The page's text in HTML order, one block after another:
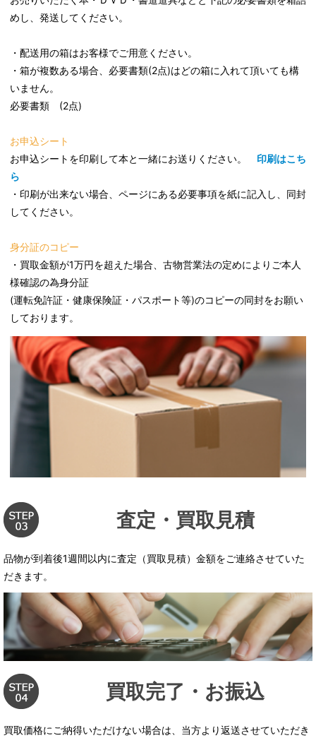
めし、発送してください。
・配送用の箱はお客様でご用意ください。
・箱が複数ある場合、必要書類(2点)はどの箱に入れて頂いても構
いません。
必要書類 (2点)
お申込シート
お申込シートを印刷して本と一緒にお送りください。 印刷はこち
ら
・印刷が出来ない場合、ページにある必要事項を紙に記入し、同封
してください。
身分証のコピー
・買取金額が1万円を超えた場合、古物営業法の定めによりご本人
様確認の為身分証
(運転免許証・健康保険証・パスポート等)のコピーの同封をお願い
しております。
査定・買取見積
品物が到着後1週間以内に査定（買取見積）金額をご連絡させていた
だきます。
買取完了・お振込
買取価格にご納得いただけない場合は、当方より返送させていただき